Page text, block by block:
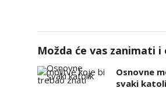
Možda će vas zanimati i
Osnovne
svaki